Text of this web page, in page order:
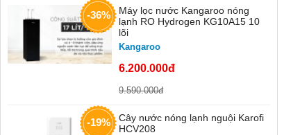
-36%
Máy lọc nước Kangaroo nóng
lạnh RO Hydrogen KG10A15 10
lõi
Kangaroo
6.200.000đ
9.590.000đ
-19%
Cây nước nóng lạnh nguội Karofi
HCV208